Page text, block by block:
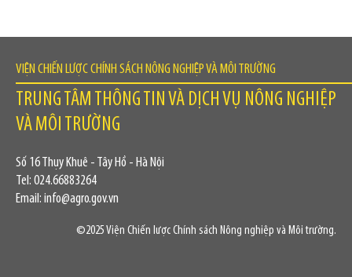
VIỆN CHIẾN LƯỢC CHÍNH SÁCH NÔNG NGHIỆP VÀ MÔI TRƯỜNG
TRUNG TÂM THÔNG TIN VÀ DỊCH VỤ NÔNG NGHIỆP
VÀ MÔI TRƯỜNG
Số 16 Thụy Khuê - Tây Hồ - Hà Nội
Tel: 024.66883264
Email: info@agro.gov.vn
©2025 Viện Chiến lược Chính sách Nông nghiệp và Môi trường.